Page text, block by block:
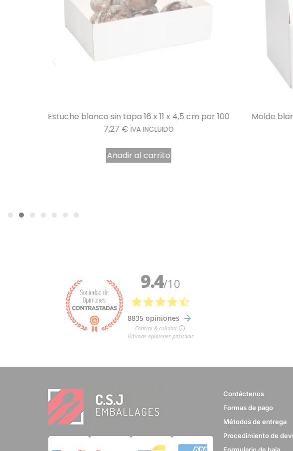
Estuche blanco sin tapa 16 x 11 x 4,5 cm por 100
7,27€ IVA INCLUIDO
Añadir al carrito
Molde
Contáctenos
Formas de pago
Métodos de entrega
Procedimiento de